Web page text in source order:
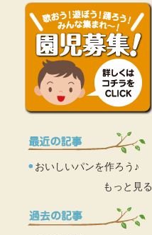
おいしいパンを作ろう♪
もっと見る